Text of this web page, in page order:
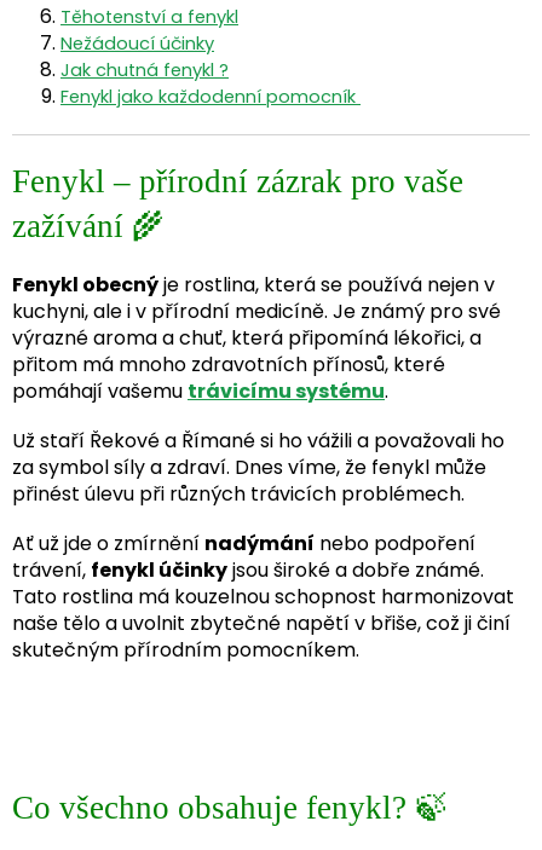
Těhotenství a fenykl
Nežádoucí účinky
Jak chutná fenykl ?
Fenykl jako každodenní pomocník
Fenykl – přírodní zázrak pro vaše
zažívání 🌾
Fenykl obecnýje rostlina, která se používá nejen v
kuchyni, ale i v přírodní medicíně. Je známý pro své
výrazné aroma a chuť, která připomíná lékořici, a
přitom má mnoho zdravotních přínosů, které
pomáhají vašemu trávicímu systému.
Už staří Řekové a Římané si ho vážili a považovali ho
za symbol síly a zdraví. Dnes víme, že fenykl může
přinést úlevu při různých trávicích problémech.
Ať už jde o zmírnění nadýmání nebo podpoření
trávení, fenykl účinkyjsou široké a dobře známé.
Tato rostlina má kouzelnou schopnost harmonizovat
naše tělo a uvolnit zbytečné napětí v břiše, což ji činí
skutečným přírodním pomocníkem.
Co všechno obsahuje fenykl? 🍃